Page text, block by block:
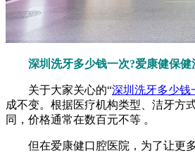
深圳洗牙多少钱一次?爱康健保健
关于大家关心的“深圳洗牙多少钱
成不变。根据医疗机构类型、洁牙方
同，价格通常在数百元不等 。
但在爱康健口腔医院，为了让更多